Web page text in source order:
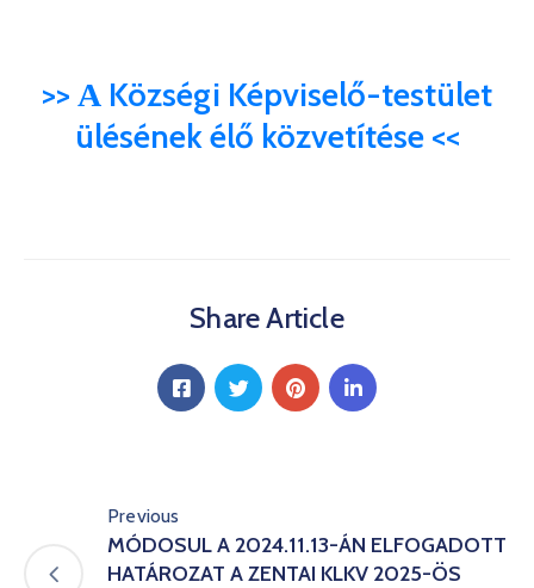
Informátor
>> А Községi Képviselő-testület
ülésének élő közvetítése <<
Share Article
Previous
MÓDOSUL A 2024.11.13-ÁN ELFOGADOTT
HATÁROZAT A ZENTAI KLKV 2025-ÖS